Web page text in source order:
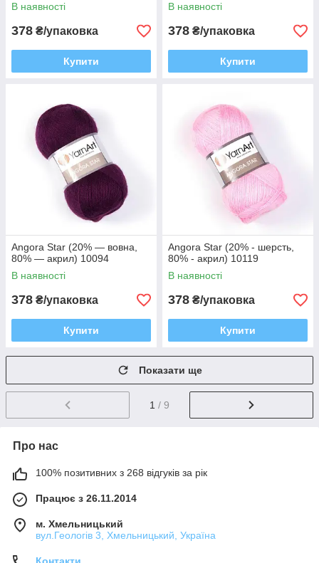
В наявності
378 ₴/упаковка
Купити
В наявності
378 ₴/упаковка
Купити
Angora Star (20% — вовна,
80% — акрил) 10094
В наявності
378 ₴/упаковка
Купити
Angora Star (20% - шерсть,
80% - акрил) 10119
В наявності
378 ₴/упаковка
Купити
Показати ще
1 / 9
Про нас
100% позитивних з 268 відгуків за рік
Працює з 26.11.2014
м. Хмельницький
вул.Геологів 3, Хмельницький, Україна